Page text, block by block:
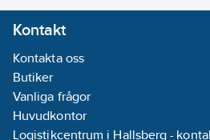
Kontakt
Kontakta oss
Butiker
Vanliga frågor
Huvudkontor
Logistikcentrum i Hallsberg -